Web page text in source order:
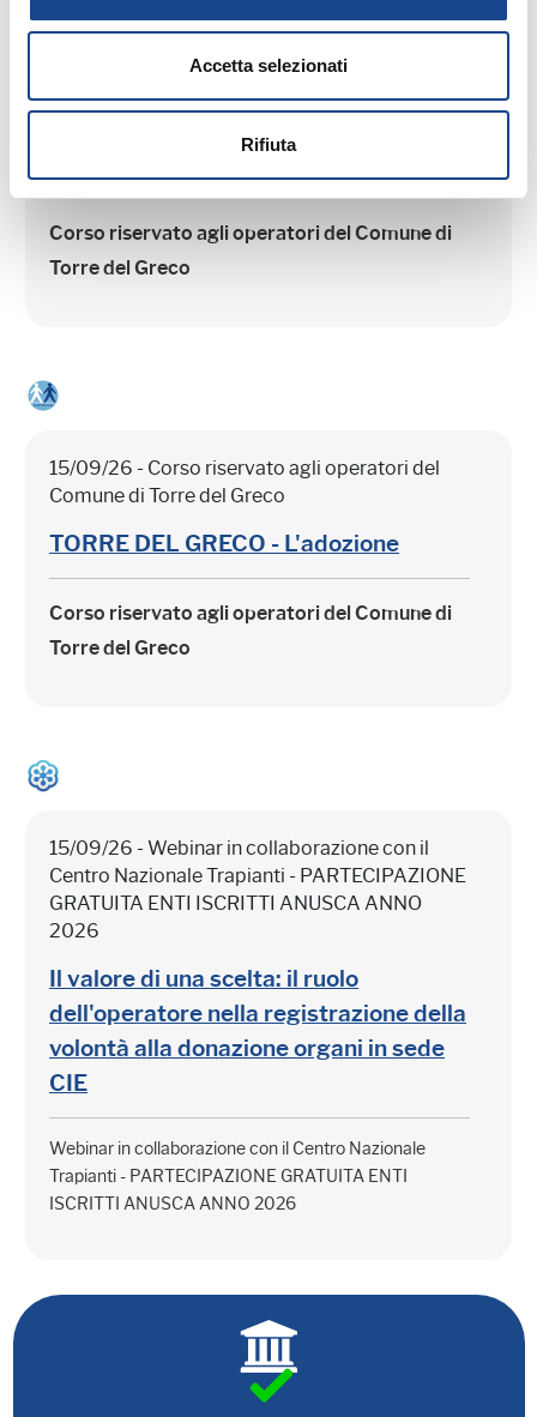
Accetta selezionati
Rifiuta
14/09/26 - Corso riservato agli operatori del
Corso riservato agli operatori del Comune di
Torre del Greco
15/09/26 - Corso riservato agli operatori del
Comune di Torre del Greco
TORRE DEL GRECO - L'adozione
Corso riservato agli operatori del Comune di
Torre del Greco
15/09/26 - Webinar in collaborazione con il
Centro Nazionale Trapianti - PARTECIPAZIONE
GRATUITA ENTI ISCRITTI ANUSCA ANNO
2026
Il valore di una scelta: il ruolo
dell'operatore nella registrazione della
volontà alla donazione organi in sede
CIE
Webinar in collaborazione con il Centro Nazionale
Trapianti - PARTECIPAZIONE GRATUITA ENTI
ISCRITTI ANUSCA ANNO 2026